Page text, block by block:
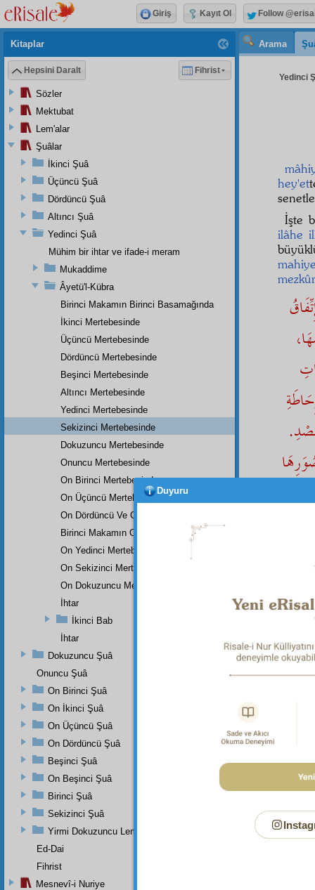
Arama
Yedinci
hey'et
İşte
ilâhe
mezkûr
beşer
Dipnot-1
vahdet
Kitaplar
Hepsini Daralt Fihrist
Sözler
Mektubat
Lem'alar
Şuâlar
İkinci Şuâ
Üçüncü Şuâ
Dördüncü Şuâ
Altıncı Şuâ
Yedinci Şuâ
Mühim bir ihtar ve ifade-i meram
Mukaddime
Âyetü'l-Kübra
Birinci Makamın Birinci Basamağında
İkinci Mertebesinde
Üçüncü Mertebesinde
Dördüncü Mertebesinde
Beşinci Mertebesinde
Altıncı Mertebesinde
Yedinci Mertebesinde
Sekizinci Mertebesinde
Dokuzuncu Mertebesinde
Onuncu Mertebesinde
On Birinci Mertebesinde
On Üçüncü Mertebesinde
On Dördüncü Ve On Beşinci Mertebesi
Birinci Makamın On Altıncı Mertebesinde
On Yedinci Mertebesinde
On Sekizinci Mertebesinde
On Dokuzuncu Mertebesinde
İhtar
İkinci Bab
İhtar
Dokuzuncu Şuâ
Onuncu Şuâ
On Birinci Şuâ
On İkinci Şuâ
On Üçüncü Şuâ
On Dördüncü Şuâ
Beşinci Şuâ
On Beşinci Şuâ
Birinci Şuâ
Sekizinci Şuâ
Yirmi Dokuzuncu Lem'adan İkinci Bab
Ed-Dai
Fihrist
Mesnevî-i Nuriye
Giriş Kayıt Ol Follow
Duyuru